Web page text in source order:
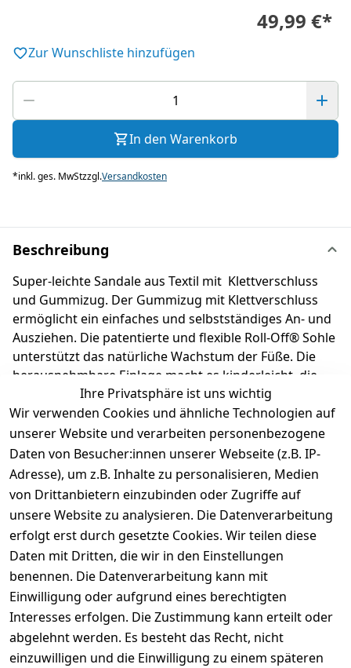
49,99 €*
Zur Wunschliste hinzufügen
In den Warenkorb
*inkl. ges. MwStzzgl.Versandkosten
Beschreibung
Super-leichte Sandale aus Textil mit Klettverschluss
und Gummizug. Der Gummizug mit Klettverschluss
ermöglicht ein einfaches und selbstständiges An- und
Ausziehen. Die patentierte und flexible Roll-Off® Sohle
unterstützt das natürliche Wachstum der Füße. Die
herausnehmbare Einlage macht es kinderleicht, die
richtige Schuhgröße auszuwählen. Durch die
federleichte Sohle fällt kaum Gewicht beim Tragen
an. Richter Kinderschuhe - Kids shoes since 1893.
Produktdetails
Kundenrezensionen
Durchschnittliche Bewertung
0
Basierend auf 0 Bewertung(en)
Bewertung abgeben
Ihre Privatsphäre ist uns wichtig
Wir verwenden Cookies und ähnliche Technologien auf
unserer Website und verarbeiten personenbezogene
Daten von Besucher:innen unserer Webseite (z.B. IP-
Adresse), um z.B. Inhalte zu personalisieren, Medien
von Drittanbietern einzubinden oder Zugriffe auf
unsere Website zu analysieren. Die Datenverarbeitung
erfolgt erst durch gesetzte Cookies. Wir teilen diese
Daten mit Dritten, die wir in den Einstellungen
benennen. Die Datenverarbeitung kann mit
Einwilligung oder aufgrund eines berechtigten
Interesses erfolgen. Die Zustimmung kann erteilt oder
abgelehnt werden. Es besteht das Recht, nicht
einzuwilligen und die Einwilligung zu einem späteren